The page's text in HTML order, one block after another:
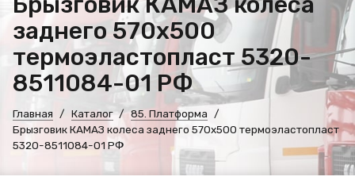
заднего 570х500
термоэластопласт 5320-
8511084-01 РФ
Главная Каталог
85. Платформа
Брызговик КАМАЗ колеса заднего 570х500 термоэластопласт
5320-8511084-01 РФ